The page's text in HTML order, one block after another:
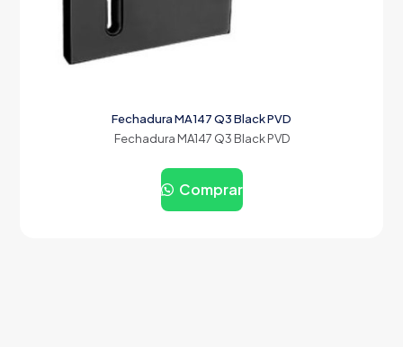
Fechadura MA147 Q3 Black PVD
Fechadura MA147 Q3 Black PVD
Comprar